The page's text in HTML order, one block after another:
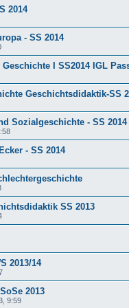
2014
- SS 2014
I SS2014 IGL
Geschichtsdidaktik-SS
Sozialgeschichte - SS 2014
- SS 2014
SS 2013
2013/14
2013
9:59